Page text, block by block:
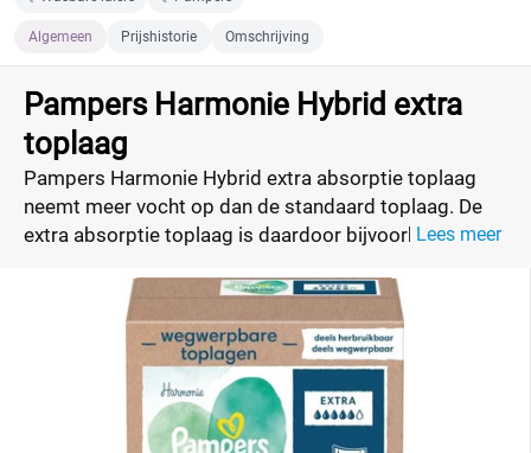
Algemeen Prijshistorie Omschrijving
Pampers Harmonie Hybrid extra
toplaag
Pampers Harmonie Hybrid extra absorptie toplaag
neemt meer vocht op dan de standaard toplaag. De
extra absorptie toplaag is daardoor bijvoorbeeld voor
over het algemeen minder goedkoop dan de normale
toplaag. Profiteer van korting op de Pampers
Harmonie Hybrid wegwerpbare toplaag. Vergelijk de
aanbiedingen en vind direct de beste deal.
Lees meer